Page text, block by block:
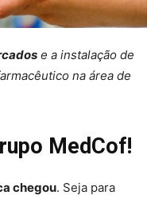
e a instalação de
na área de
MedCof!
chegou. Seja para